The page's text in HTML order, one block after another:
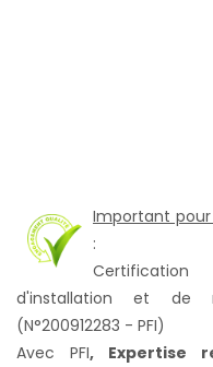
Important pour
:
d'installation et de
(N°200912283 - PFI)
Avec PFI, Expertise